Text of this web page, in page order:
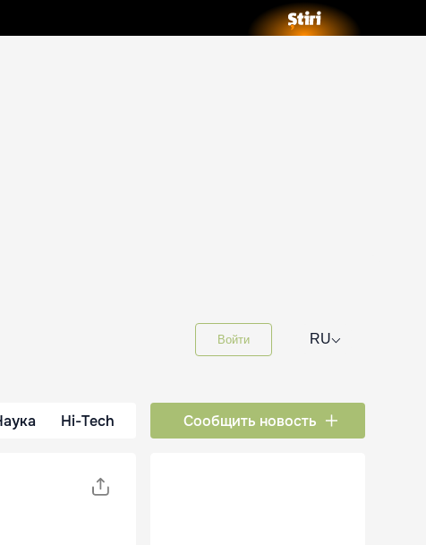
Войти RU⌵
Hi-Tech Сообщить новость